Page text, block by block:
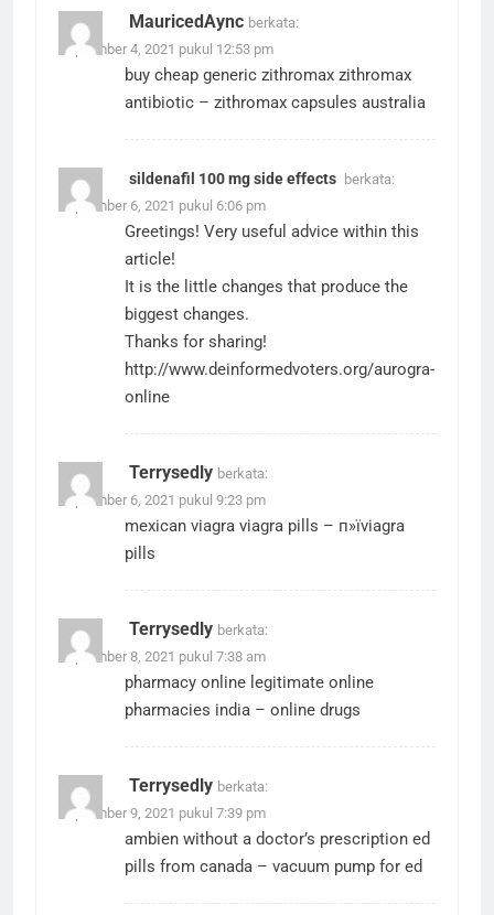
MauricedAync berkata:
September 4, 2021 pukul 12:53 pm
buy cheap generic zithromax zithromax
antibiotic – zithromax capsules australia
sildenafil 100 mg side effects berkata:
September 6, 2021 pukul 6:06 pm
Greetings! Very useful advice within this
article!
It is the little changes that produce the
biggest changes.
Thanks for sharing!
http://www.deinformedvoters.org/aurogra-
online
Terrysedly berkata:
September 6, 2021 pukul 9:23 pm
mexican viagra viagra pills – п»їviagra
pills
Terrysedly berkata:
September 8, 2021 pukul 7:38 am
pharmacy online legitimate online
pharmacies india – online drugs
Terrysedly berkata:
September 9, 2021 pukul 7:39 pm
ambien without a doctor’s prescription ed
pills from canada – vacuum pump for ed